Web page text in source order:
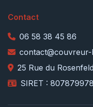
Contact
06 58 38 45 86
25 Rue du
SIRET :